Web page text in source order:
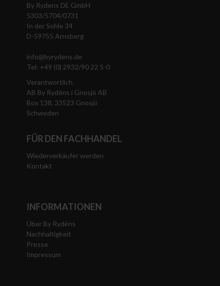
By Rydens DE GmbH
5303/5704/0731
In der Sohle 34
D-59755 Arnsberg
info@byrydens.de
Tel: +49 (0) 2932/90 22 5-0
Verantwortlich
AB By Rydéns i Gnosjö AB
Box 138, 33523 Gnosjö
Schweden
FÜR DEN FACHHANDEL
Wiederverkäufer werden
Kontakt
INFORMATIONEN
Über By Rydéns
Nachhaltigkeit
Presse
Impressum